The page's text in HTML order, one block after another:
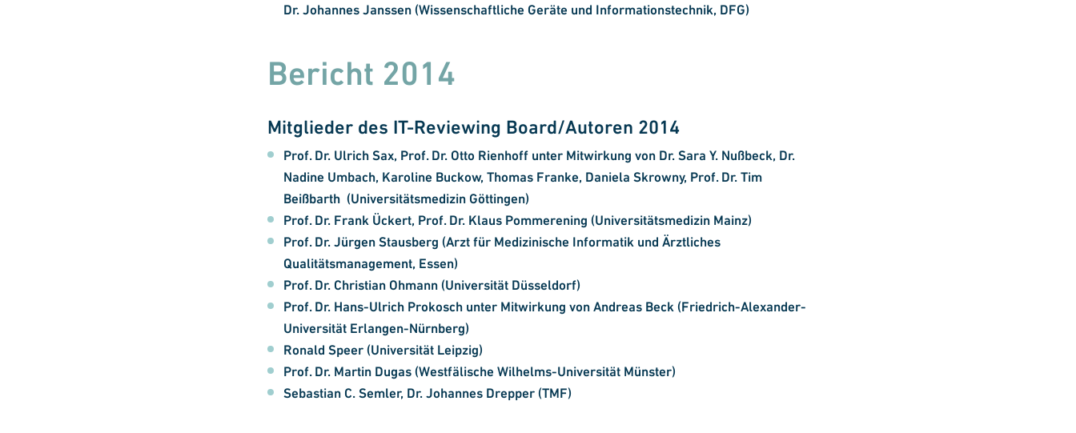
Dr. Johannes Janssen (Wissenschaftliche Geräte und Informationstechnik, DFG)
Bericht 2014
Mitglieder des IT-Reviewing Board/Autoren 2014
Prof. Dr. Ulrich Sax, Prof. Dr. Otto Rienhoff unter Mitwirkung von Dr. Sara Y. Nußbeck, Dr.
Nadine Umbach, Karoline Buckow, Thomas Franke, Daniela Skrowny, Prof. Dr. Tim
Beißbarth (Universitätsmedizin Göttingen)
Prof. Dr. Frank Ückert, Prof. Dr. Klaus Pommerening (Universitätsmedizin Mainz)
Prof. Dr. Jürgen Stausberg (Arzt für Medizinische Informatik und Ärztliches
Qualitätsmanagement, Essen)
Prof. Dr. Christian Ohmann (Universität Düsseldorf)
Prof. Dr. Hans-Ulrich Prokosch unter Mitwirkung von Andreas Beck (Friedrich-Alexander-
Universität Erlangen-Nürnberg)
Ronald Speer (Universität Leipzig)
Prof. Dr. Martin Dugas (Westfälische Wilhelms-Universität Münster)
Sebastian C. Semler, Dr. Johannes Drepper (TMF)